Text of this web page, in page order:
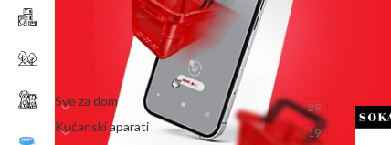
KATEGORIJE
Sve za dom 29
Kućanski aparati 19